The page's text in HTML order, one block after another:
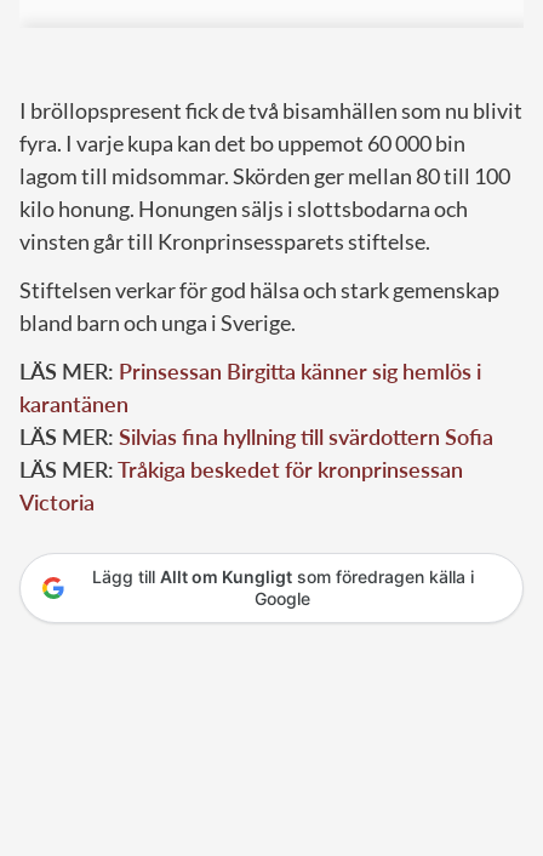
I bröllopspresent fick de två bisamhällen som nu blivit
fyra. I varje kupa kan det bo uppemot 60 000 bin
lagom till midsommar. Skörden ger mellan 80 till 100
kilo honung. Honungen säljs i slottsbodarna och
vinsten går till Kronprinsessparets stiftelse.
Stiftelsen verkar för god hälsa och stark gemenskap
bland barn och unga i Sverige.
LÄS MER: Prinsessan Birgitta känner sig hemlös i
karantänen
LÄS MER: Silvias fina hyllning till svärdottern Sofia
LÄS MER:Tråkiga beskedet för kronprinsessan
Victoria
Lägg till Allt om Kungligtsom föredragen källa i
Google